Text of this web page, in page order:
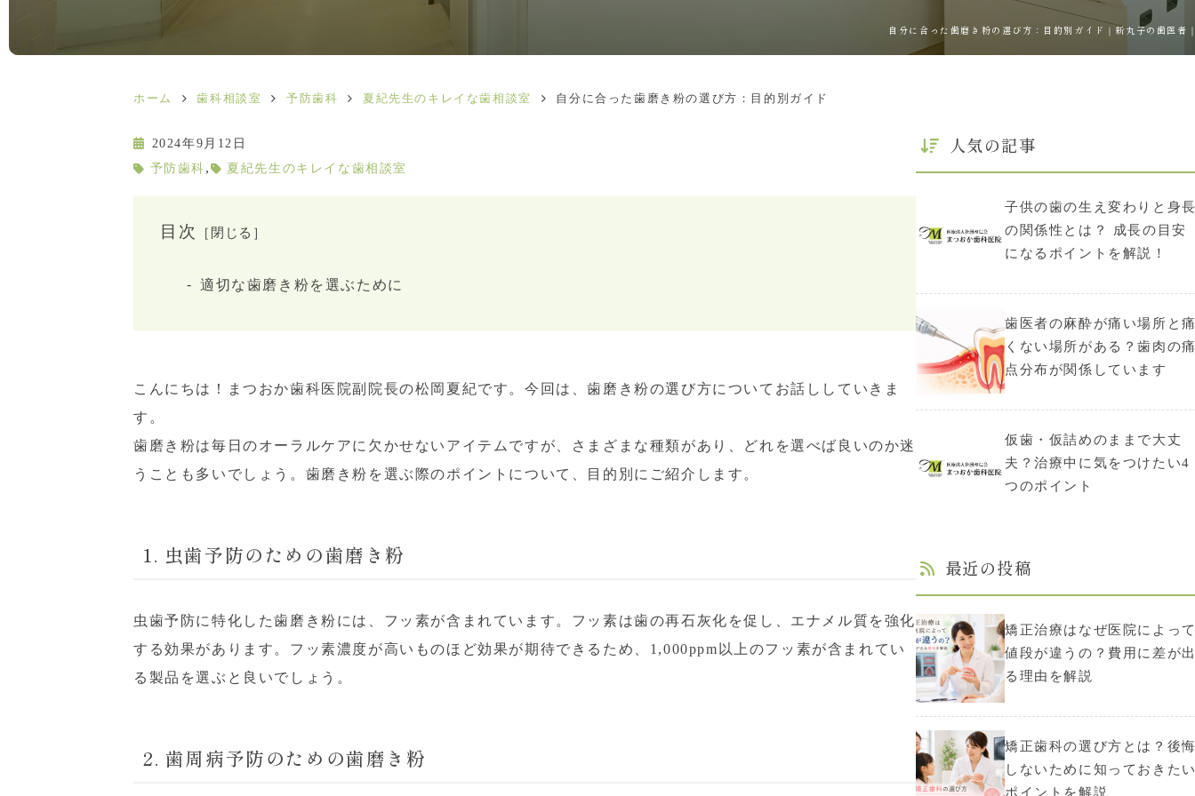
自分に合った歯磨き粉の選び方：目的別ガイド｜新丸子の歯医者
ホーム 歯科相談室 予防歯科 夏紀先生のキレイな歯相談室 自分に合った歯磨き粉の選び方：目的別ガイド
2024年9月12日
予防歯科 , 夏紀先生のキレイな歯相談室
目次 ［閉じる］
適切な歯磨き粉を選ぶために
こんにちは！まつおか歯科医院副院長の松岡夏紀です。今回は、歯磨き粉の選び方についてお話ししていきま
す。
歯磨き粉は毎日のオーラルケアに欠かせないアイテムですが、さまざまな種類があり、どれを選べば良いのか迷
うことも多いでしょう。歯磨き粉を選ぶ際のポイントについて、目的別にご紹介します。
1. 虫歯予防のための歯磨き粉
虫歯予防に特化した歯磨き粉には、フッ素が含まれています。フッ素は歯の再石灰化を促し、エナメル質を強化
する効果があります。フッ素濃度が高いものほど効果が期待できるため、1,000ppm以上のフッ素が含まれてい
る製品を選ぶと良いでしょう。
2. 歯周病予防のための歯磨き粉
人気の記事
子供の歯の生え変わりと身
の関係性とは？ 成長の目安
になるポイントを解説！
歯医者の麻酔が痛い場所と
くない場所がある？歯肉の
点分布が関係しています
仮歯・仮詰めのままで大丈
夫？治療中に気をつけたい4
つのポイント
最近の投稿
矯正治療はなぜ医院によっ
値段が違うの？費用に差が
る理由を解説
矯正歯科の選び方とは？後
しないために知っておきた
ポイントを解説